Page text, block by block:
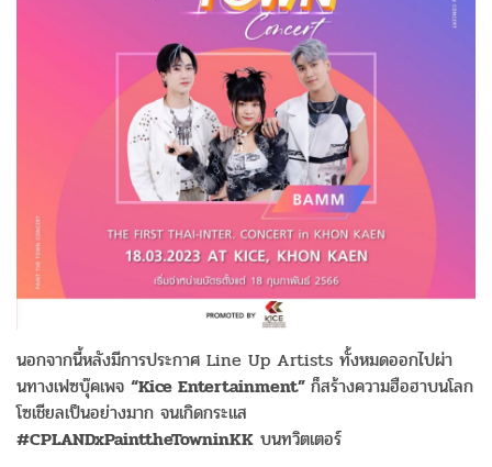
นอกจากนี้หลังมีการประกาศ Line Up Artists ทั้งหมดออกไปผ่า
นทางเฟซบุ๊คเพจ “Kice Entertainment” ก็สร้างความฮือฮาบนโลก
โซเชียลเป็นอย่างมาก จนเกิดกระแส
#CPLANDxPainttheTowninKK บนทวิตเตอร์